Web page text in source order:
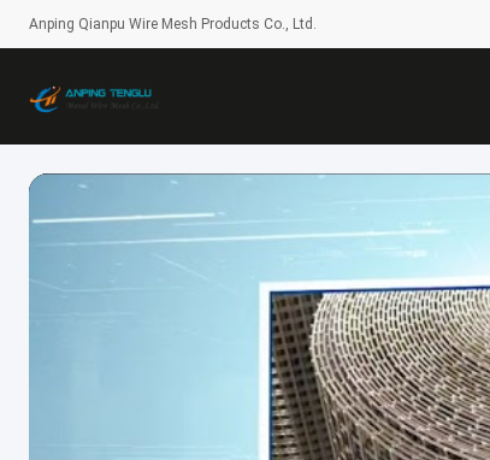
Anping Qianpu Wire Mesh Products Co., Ltd.